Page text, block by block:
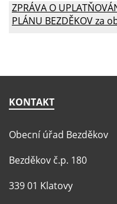
ZPRÁVA O
PLÁNU BEZDĚKOV za
KONTAKT
Obecní úřad Bezděkov
Bezděkov č.p. 180
339 01 Klatovy